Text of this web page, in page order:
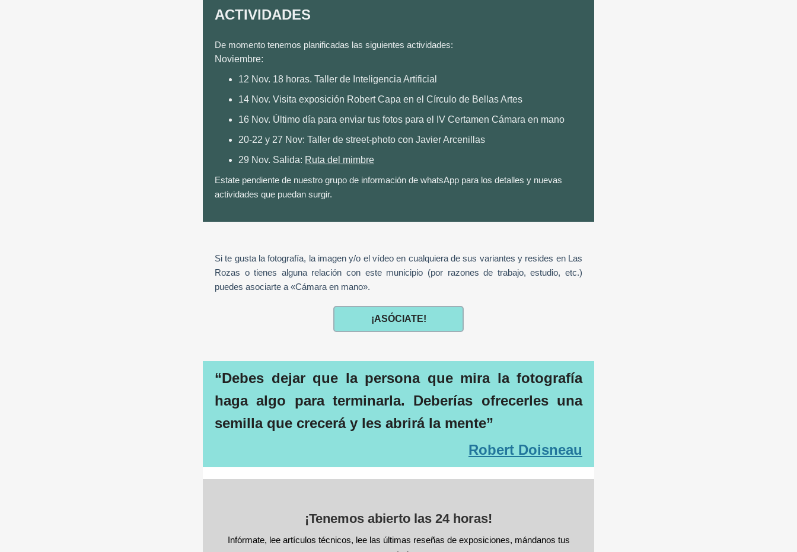
ACTIVIDADES
De momento tenemos planificadas las siguientes actividades:
Noviembre:
12 Nov. 18 horas. Taller de Inteligencia Artificial
14 Nov. Visita exposición Robert Capa en el Círculo de Bellas Artes
16 Nov. Último día para enviar tus fotos para el IV Certamen Cámara en mano
20-22 y 27 Nov: Taller de street-photo con Javier Arcenillas
29 Nov. Salida: Ruta del mimbre
Estate pendiente de nuestro grupo de información de whatsApp para los detalles y nuevas
actividades que puedan surgir.
Si te gusta la fotografía, la imagen y/o el vídeo en cualquiera de sus variantes y resides en Las
Rozas o tienes alguna relación con este municipio (por razones de trabajo, estudio, etc.)
puedes asociarte a «Cámara en mano».
¡ASÓCIATE!
“Debes dejar que la persona que mira la fotografía
haga algo para terminarla. Deberías ofrecerles una
semilla que crecerá y les abrirá la mente”
Robert Doisneau
¡Tenemos abierto las 24 horas!
Infórmate, lee artículos técnicos, lee las últimas reseñas de exposiciones, mándanos tus